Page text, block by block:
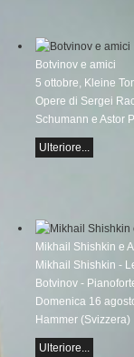
Botvinov e amici
5 ottobre, Kleine
Opere di Sergei
Schumann e Astor
Ulteriore...
Mikhail Shishkin e
Mikhail Shishkin -
Botvinov -
Domenica 16
Hammer (Svizzera)
Ulteriore...